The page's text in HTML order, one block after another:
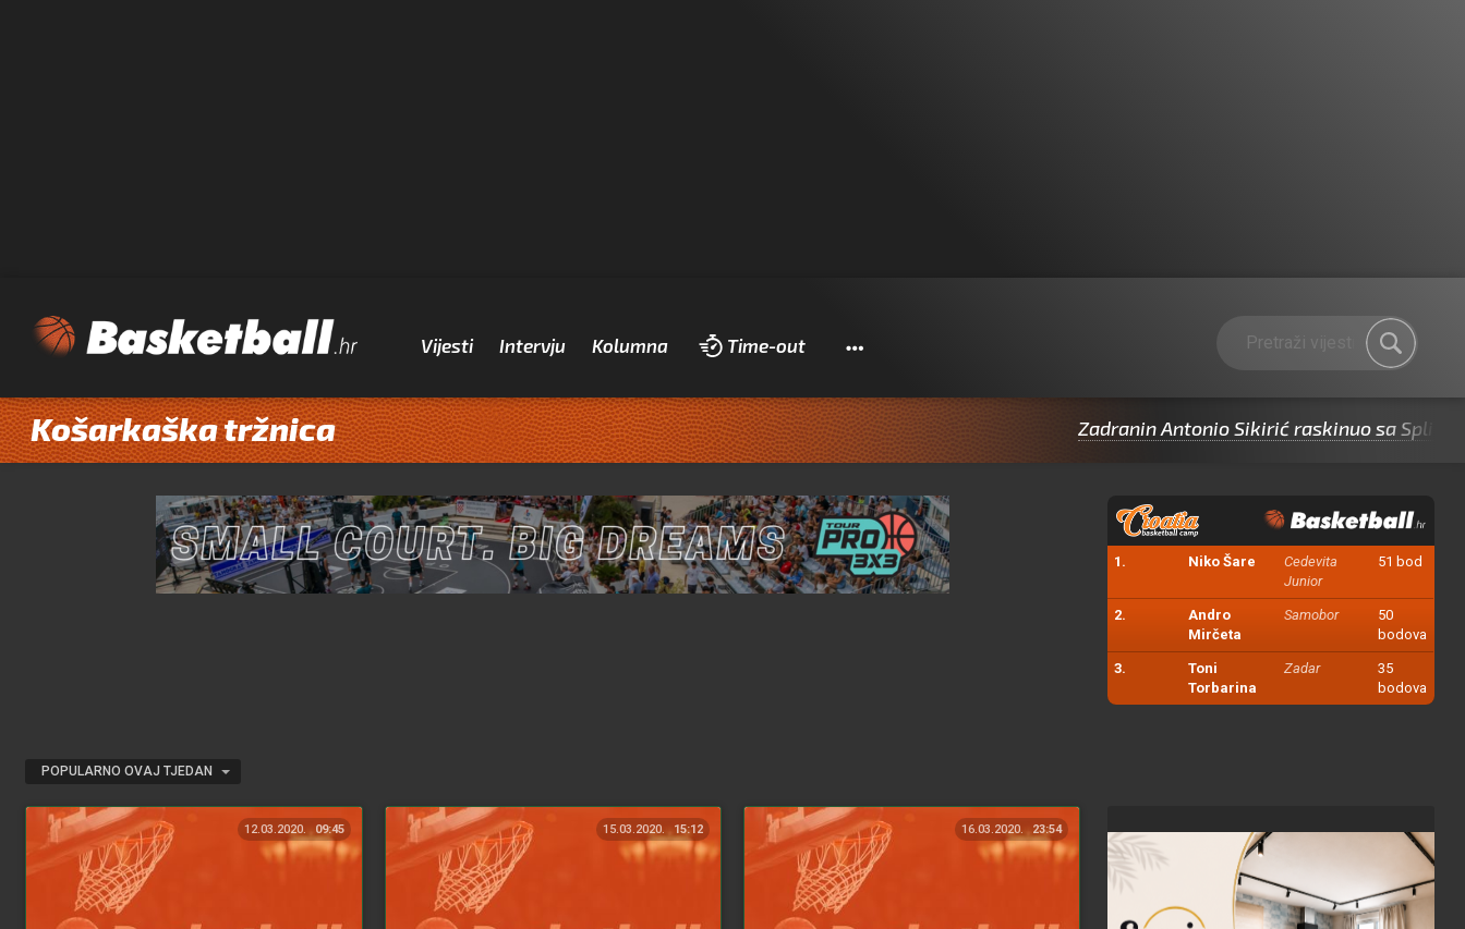
Vijesti Intervju Kolumna Time-out Pretraži
Košarkaška tržnica Zadranin Antonio Sikirić raskinuo sa Splitom pa
1. Niko Šare
Cedevita
Junior
51 bod
2.
Andro
Mirčeta
Samobor
50
bodova
3.
Toni
Torbarina
Zadar
35
bodova
POPULARNO OVAJ TJEDAN
12.03.2020. 09:45 15.03.2020. 15:12 16.03.2020. 23:54